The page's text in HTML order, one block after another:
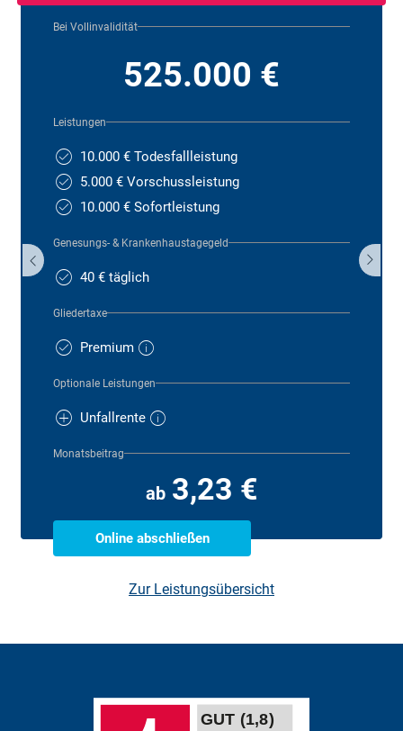
Bei Vollinvalidität
525.000 €
Leistungen
10.000 € Todesfallleistung
5.000 € Vorschussleistung
10.000 € Sofortleistung
Genesungs- & Krankenhaustagegeld
40 € täglich
Gliedertaxe
Premium
Optionale Leistungen
Unfallrente
Monatsbeitrag
ab 3,23 €
Online abschließen
Zur Leistungsübersicht